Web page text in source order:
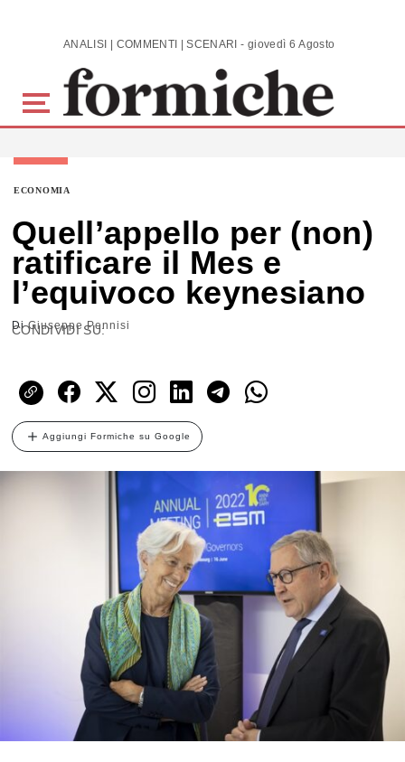
Skip to main content ANALISI | COMMENTI | SCENARI - giovedì 6 Agosto 2026
ECONOMIA
Quell’appello per (non)
ratificare il Mes e
l’equivoco keynesiano
DiGiuseppe Pennisi
CONDIVIDI SU:
Aggiungi Formiche su Google